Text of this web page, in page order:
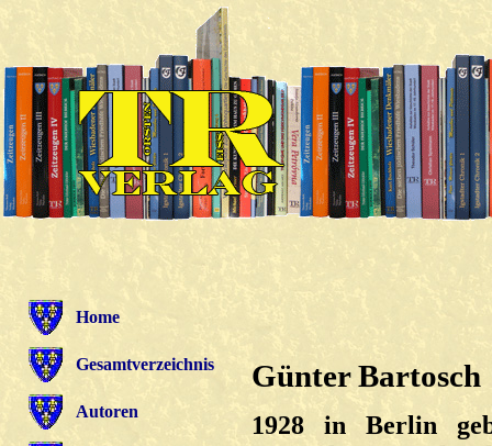
Home
Gesamtverzeichnis
Autoren
Günter Bartosch
1928 in Berlin